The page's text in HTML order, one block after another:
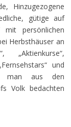
Hinzugezogene
gütige auf
mit persönlichen
Herbsthäuser an
„Aktienkurse“,
und
man aus den
Volk bedachten